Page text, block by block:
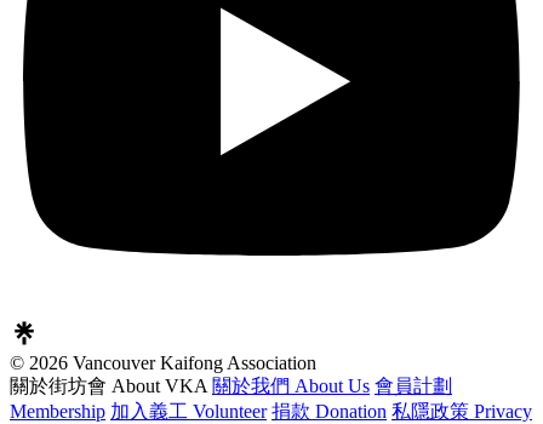
© 2026 Vancouver Kaifong Association
關於街坊會 About VKA 關於我們 About Us 會員計劃
Membership 加入義工 Volunteer 捐款 Donation 私隱政策 Privacy